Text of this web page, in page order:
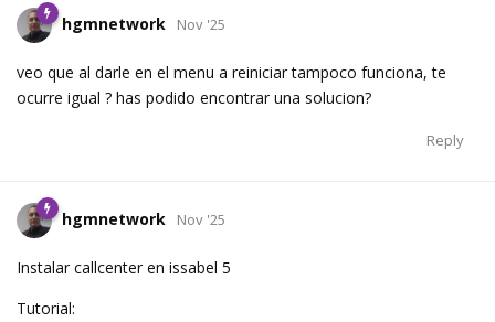
hgmnetwork Nov '25
veo que al darle en el menu a reiniciar tampoco funciona, te
ocurre igual ? has podido encontrar una solucion?
Reply
hgmnetwork Nov '25
Instalar callcenter en issabel 5
Tutorial: